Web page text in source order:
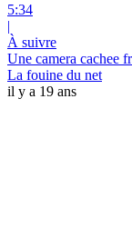
5:34
|
À suivre
Une camera cachee
La fouine du net
il y a 19 ans